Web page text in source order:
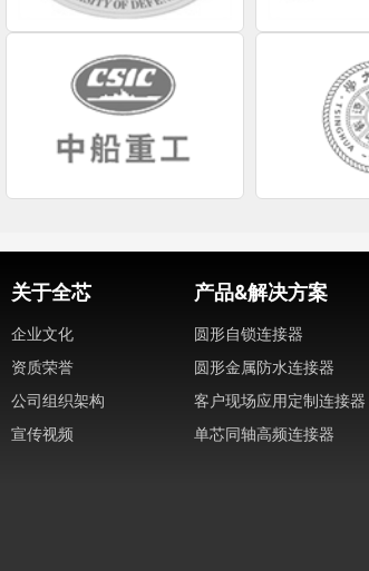
关于全芯
企业文化
资质荣誉
公司组织架构
宣传视频
产品&解决方案
圆形自锁连接器
圆形金属防水连接器
客户现场应用定制连接器
单芯同轴高频连接器